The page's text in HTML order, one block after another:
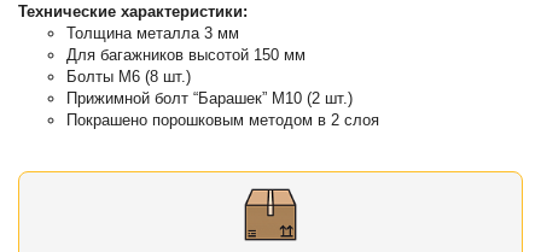
Технические характеристики:
Толщина металла 3 мм
Для багажников высотой 150 мм
Болты М6 (8 шт.)
Прижимной болт “Барашек” М10 (2 шт.)
Покрашено порошковым методом в 2 слоя